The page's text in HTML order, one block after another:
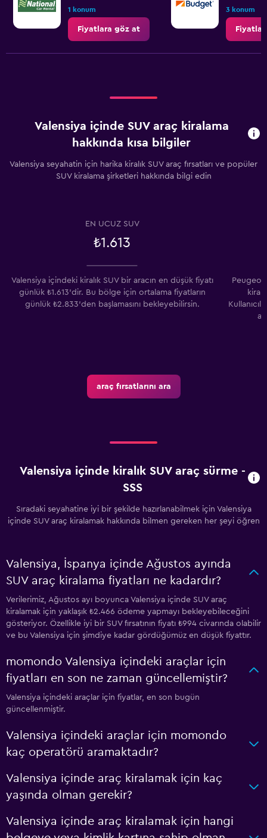
to
3.6.
1 konum
Fiyatlara göz at
3 konum
Valensiya içinde SUV araç kiralama
hakkında kısa bilgiler
Valensiya seyahatin için harika kiralık SUV araç fırsatları ve popüler
SUV kiralama şirketleri hakkında bilgi edin
EN UCUZ SUV
₺1.613
Valensiya içindeki kiralık SUV bir aracın en düşük fiyatı
günlük ₺1.613'dir. Bu bölge için ortalama fiyatların
günlük ₺2.833'den başlamasını bekleyebilirsin.
Peugeot
araç fırsatlarını ara
Valensiya içinde kiralık SUV araç sürme -
SSS
Sıradaki seyahatine iyi bir şekilde hazırlanabilmek için Valensiya
içinde SUV araç kiralamak hakkında bilmen gereken her şeyi öğren
Valensiya, İspanya içinde Ağustos ayında
SUV araç kiralama fiyatları ne kadardır?
Verilerimiz, Ağustos ayı boyunca Valensiya içinde SUV araç
kiralamak için yaklaşık ₺2.466 ödeme yapmayı bekleyebileceğini
gösteriyor. Özellikle iyi bir SUV fırsatının fiyatı ₺994 civarında olabilir
ve bu Valensiya için şimdiye kadar gördüğümüz en düşük fiyattır.
momondo Valensiya içindeki araçlar için
fiyatları en son ne zaman güncellemiştir?
Valensiya içindeki araçlar için fiyatlar, en son bugün
güncellenmiştir.
Valensiya içindeki araçlar için momondo
kaç operatörü aramaktadır?
Valensiya içinde araç kiralamak için kaç
yaşında olman gerekir?
Valensiya içinde araç kiralamak için hangi